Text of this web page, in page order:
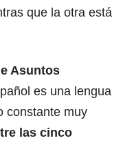
que la otra está
Asuntos
es una lengua
constante muy
las cinco